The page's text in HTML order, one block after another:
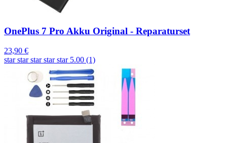
OnePlus 7 Pro Akku Original - Reparaturset
23,90 €
star star star star star 5.00 (1)